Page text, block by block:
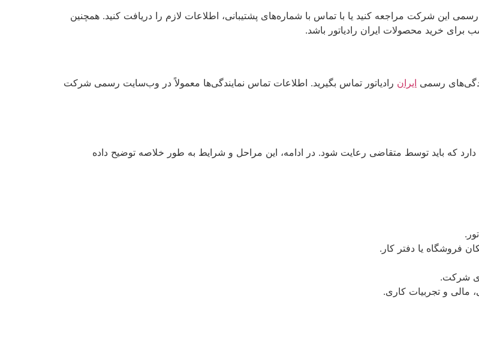
این شرکت مراجعه کنید یا با تماس با شماره‌های پشتیبانی، اطلاعات لازم را دریافت کنید. همچنین
برای خرید محصولات ایران رادیاتور باشد.
رسمی ایران رادیاتور تماس بگیرید. اطلاعات تماس نمایندگی‌ها معمولاً در وب‌سایت رسمی شرکت
که باید توسط متقاضی رعایت شود. در ادامه، این مراحل و شرایط به طور خلاصه توضیح داده
فروشگاه یا دفتر کار.
شرکت.
مالی و تجربیات کاری.